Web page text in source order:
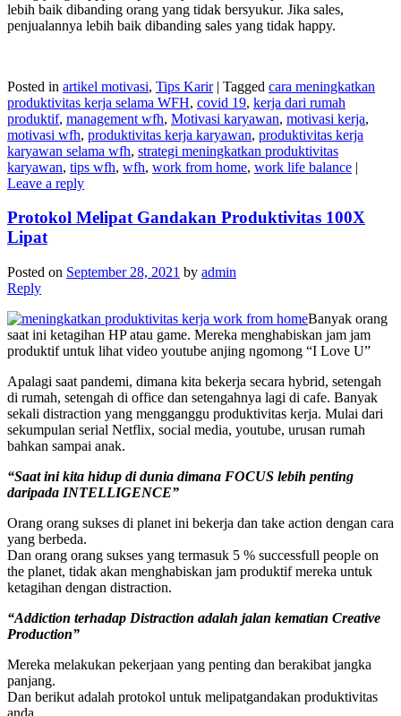
lebih baik dibanding orang yang tidak bersyukur. Jika sales,
penjualannya lebih baik dibanding sales yang tidak happy.
Posted in artikel motivasi, Tips Karir | Tagged cara meningkatkan
produktivitas kerja selama WFH, covid 19, kerja dari rumah
produktif, management wfh, Motivasi karyawan, motivasi kerja,
motivasi wfh, produktivitas kerja karyawan, produktivitas kerja
karyawan selama wfh, strategi meningkatkan produktivitas
karyawan, tips wfh, wfh, work from home, work life balance |
Leave a reply
Protokol Melipat Gandakan Produktivitas 100X
Lipat
Posted on September 28, 2021 by admin
Reply
Banyak orang
saat ini ketagihan HP atau game. Mereka menghabiskan jam jam
produktif untuk lihat video youtube anjing ngomong “I Love U”
Apalagi saat pandemi, dimana kita bekerja secara hybrid, setengah
di rumah, setengah di office dan setengahnya lagi di cafe. Banyak
sekali distraction yang mengganggu produktivitas kerja. Mulai dari
sekumpulan serial Netflix, social media, youtube, urusan rumah
bahkan sampai anak.
“Saat ini kita hidup di dunia dimana FOCUS lebih penting
daripada INTELLIGENCE”
Orang orang sukses di planet ini bekerja dan take action dengan cara
yang berbeda.
Dan orang orang sukses yang termasuk 5 % successfull people on
the planet, tidak akan menghabiskan jam produktif mereka untuk
ketagihan dengan distraction.
“Addiction terhadap Distraction adalah jalan kematian Creative
Production”
Mereka melakukan pekerjaan yang penting dan berakibat jangka
panjang.
Dan berikut adalah protokol untuk melipatgandakan produktivitas